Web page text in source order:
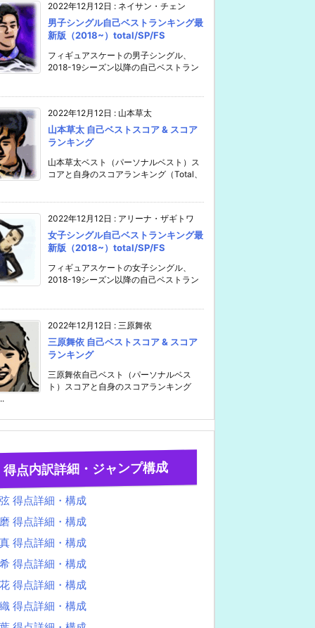
2022年12月12日 : ネイサン・チェン
男子シングル自己ベストランキング最
新版（2018~）total/SP/FS
フィギュアスケートの男子シングル、
2018-19シーズン以降の自己ベストラン
2022年12月12日 : 山本草太
山本草太 自己ベストスコア & スコア
ランキング
山本草太ベスト（パーソナルベスト）ス
コアと自身のスコアランキング（Total、
2022年12月12日 : アリーナ・ザギトワ
女子シングル自己ベストランキング最
新版（2018~）total/SP/FS
フィギュアスケートの女子シングル、
2018-19シーズン以降の自己ベストラン
2022年12月12日 : 三原舞依
三原舞依 自己ベストスコア & スコア
ランキング
三原舞依自己ベスト（パーソナルベス
ト）スコアと自身のスコアランキング
得点内訳詳細・ジャンプ構成
得点詳細・構成
得点詳細・構成
得点詳細・構成
得点詳細・構成
得点詳細・構成
得点詳細・構成